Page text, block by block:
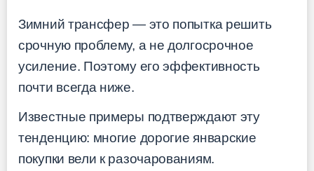
Зимний трансфер — это попытка решить
срочную проблему, а не долгосрочное
усиление. Поэтому его эффективность
почти всегда ниже.
Известные примеры подтверждают эту
тенденцию: многие дорогие январские
покупки вели к разочарованиям.